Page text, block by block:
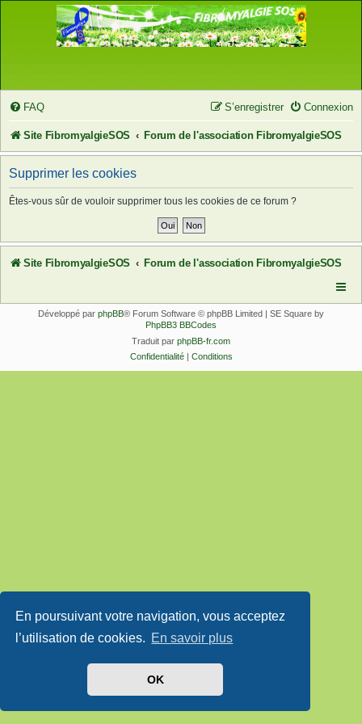
En poursuivant votre navigation, vous acceptez
l’utilisation de cookies. En savoir plus
OK
FAQ Connexion
S’enregistrer
Site FibromyalgieSOS Forum de l'association FibromyalgieSOS
Supprimer les cookies
Êtes-vous sûr de vouloir supprimer tous les cookies de ce forum ?
Site FibromyalgieSOS Forum de l'association FibromyalgieSOS
Développé par phpBB® Forum Software © phpBB Limited | SE Square by
PhpBB3 BBCodes
Traduit par phpBB-fr.com
Confidentialité| Conditions